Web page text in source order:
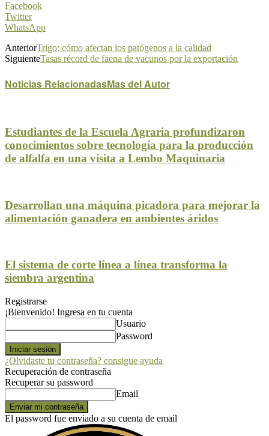
Facebook
Twitter
WhatsApp
AnteriorTrigo: cómo afectan los patógenos a la calidad
SiguienteTasas récord de faena de vacunos por la exportación
Noticias RelacionadasMas del Autor
Estudiantes de la Escuela Agraria profundizaron
conocimientos sobre tecnología para la producción
de alfalfa en una visita a Lembo Maquinaria
Desarrollan una máquina picadora para mejorar la
alimentación ganadera en ambientes áridos
El sistema de corte línea a línea transforma la
siembra argentina
Registrarse
¡Bienvenido! Ingresa en tu cuenta
Usuario
Password
¿Olvidaste tu contraseña? consigue ayuda
Recuperación de contraseña
Recuperar su password
Email
El password fue enviado a su cuenta de email